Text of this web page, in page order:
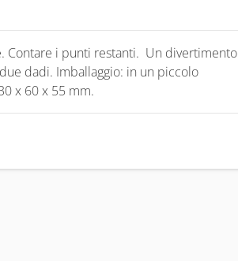
Contare i punti restanti. Un divertimento
dadi. Imballaggio: in un piccolo
x 60 x 55 mm.